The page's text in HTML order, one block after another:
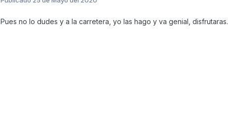
Pues no lo dudes y a la carretera, yo las hago y va genial, disfrutaras.